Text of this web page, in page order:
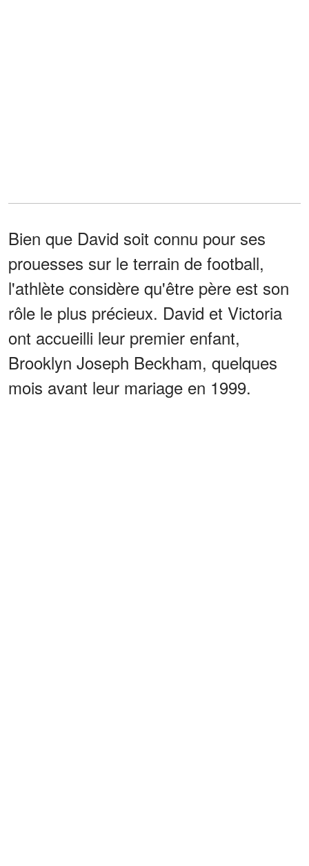
Bien que David soit connu pour ses
prouesses sur le terrain de football,
l'athlète considère qu'être père est son
rôle le plus précieux. David et Victoria
ont accueilli leur premier enfant,
Brooklyn Joseph Beckham, quelques
mois avant leur mariage en 1999.